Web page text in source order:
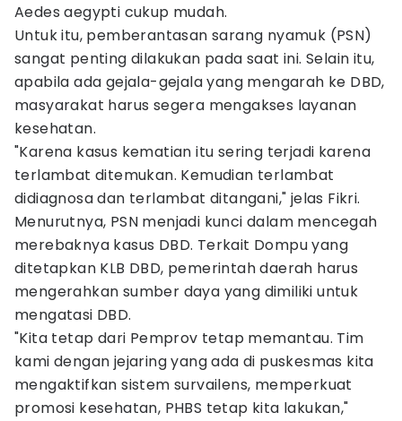
Aedes aegypti cukup mudah.
Untuk itu, pemberantasan sarang nyamuk (PSN)
sangat penting dilakukan pada saat ini. Selain itu,
apabila ada gejala-gejala yang mengarah ke DBD,
masyarakat harus segera mengakses layanan
kesehatan.
"Karena kasus kematian itu sering terjadi karena
terlambat ditemukan. Kemudian terlambat
didiagnosa dan terlambat ditangani," jelas Fikri.
Menurutnya, PSN menjadi kunci dalam mencegah
merebaknya kasus DBD. Terkait Dompu yang
ditetapkan KLB DBD, pemerintah daerah harus
mengerahkan sumber daya yang dimiliki untuk
mengatasi DBD.
"Kita tetap dari Pemprov tetap memantau. Tim
kami dengan jejaring yang ada di puskesmas kita
mengaktifkan sistem survailens, memperkuat
promosi kesehatan, PHBS tetap kita lakukan,"